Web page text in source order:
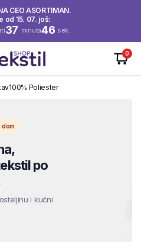
CEO ASORTIMAN.
od 15. 07. još:
37 minuta45 sek.
0
100% Poliester
dom
po
i kućni